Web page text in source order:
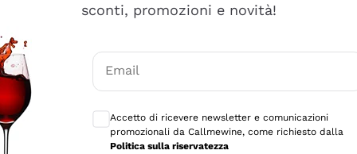
è male ma secondo me ci sono alternative che
sconti, promozioni e novità!
Email
Accetto di ricevere newsletter e comunicazioni
promozionali da Callmewine, come richiesto dalla
Politica sulla riservatezza